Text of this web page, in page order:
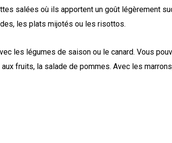
salées où ils apportent un goût légèrement
les plats mijotés ou les risottos.
les légumes de saison ou le canard. Vous
fruits, la salade de pommes. Avec les